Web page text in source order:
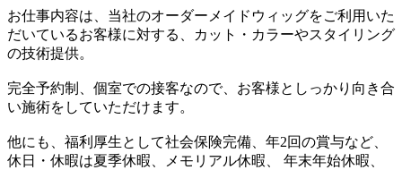
お仕事内容は、当社のオーダーメイドウィッグをご利用いた
だいているお客様に対する、カット・カラーやスタイリング
の技術提供。
完全予約制、個室での接客なので、お客様としっかり向き合
い施術をしていただけます。
他にも、福利厚生として社会保険完備、年2回の賞与など、
休日・休暇は夏季休暇、メモリアル休暇、 年末年始休暇、